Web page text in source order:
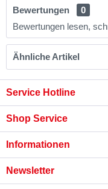
Bewertungen
0
Bewertungen lesen,
Ähnliche Artikel
Service Hotline
Shop Service
Informationen
Newsletter